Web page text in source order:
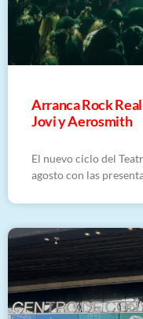
Arranca Rock
Jovi y Aerosmith
El nuevo ciclo del
agosto con las